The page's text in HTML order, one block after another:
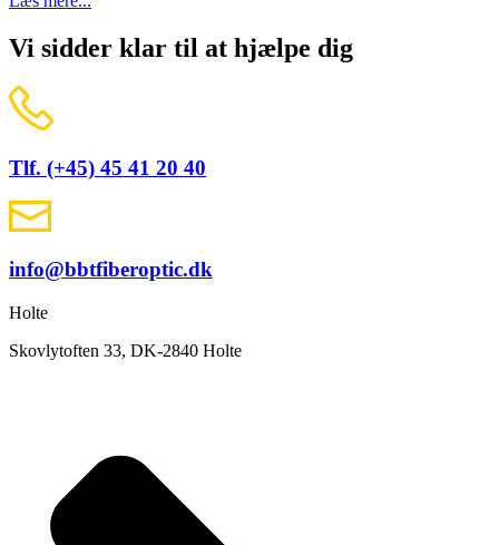
Vi sidder klar til at hjælpe dig
Tlf. (+45) 45 41 20 40
info@bbtfiberoptic.dk
Holte
Skovlytoften 33, DK-2840 Holte